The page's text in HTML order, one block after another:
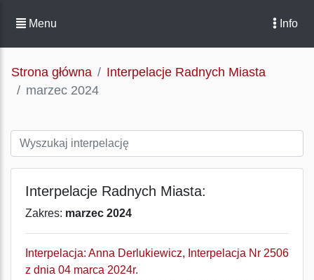
Menu Info
Strona główna
Interpelacje Radnych Miasta
marzec 2024
Interpelacje Radnych Miasta:
Zakres: marzec 2024
Interpelacja: Anna Derlukiewicz, Interpelacja Nr 2506
z dnia 04 marca 2024r.